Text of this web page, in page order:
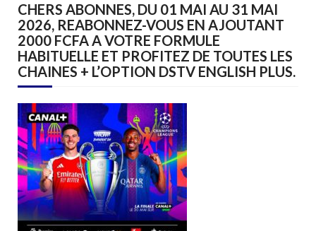
CHERS ABONNES, DU 01 MAI AU 31 MAI
2026, REABONNEZ-VOUS EN AJOUTANT
2000 FCFA A VOTRE FORMULE
HABITUELLE ET PROFITEZ DE TOUTES LES
CHAINES + L’OPTION DSTV ENGLISH PLUS.